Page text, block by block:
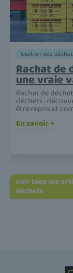
Gestion des
Rachat de
une vraie
Rachat de
déchets :
être repris et
En savoir +
voir tous les
déchets